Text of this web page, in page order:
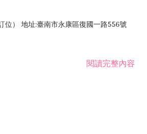
位） 地址:臺南市永康區復國一路556號
閱讀完整內容